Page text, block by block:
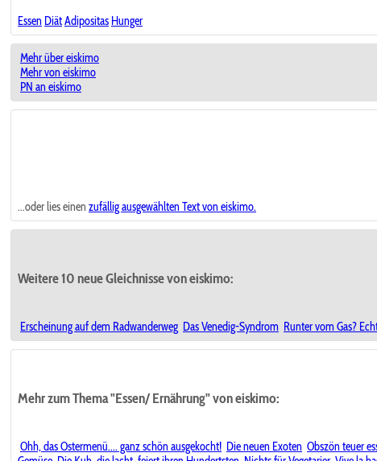
Essen DiätAdipositas Hunger
Mehr über eiskimo
Mehr von eiskimo
PN an eiskimo
...oder lies einen zufällig ausgewählten Text von eiskimo.
Weitere 10 neue Gleichnisse von eiskimo:
Erscheinung auf dem Radwanderweg Das Venedig-Syndrom Runter vom Gas?
Mehr zum Thema "Essen/ Ernährung" von eiskimo:
Ohh, das Ostermenü.... ganz schön ausgekocht! Die neuen Exoten Obszön teuer